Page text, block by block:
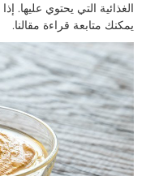
الغذائية التي يحتوي عليها.
يمكنك متابعة قراءة مقالنا.